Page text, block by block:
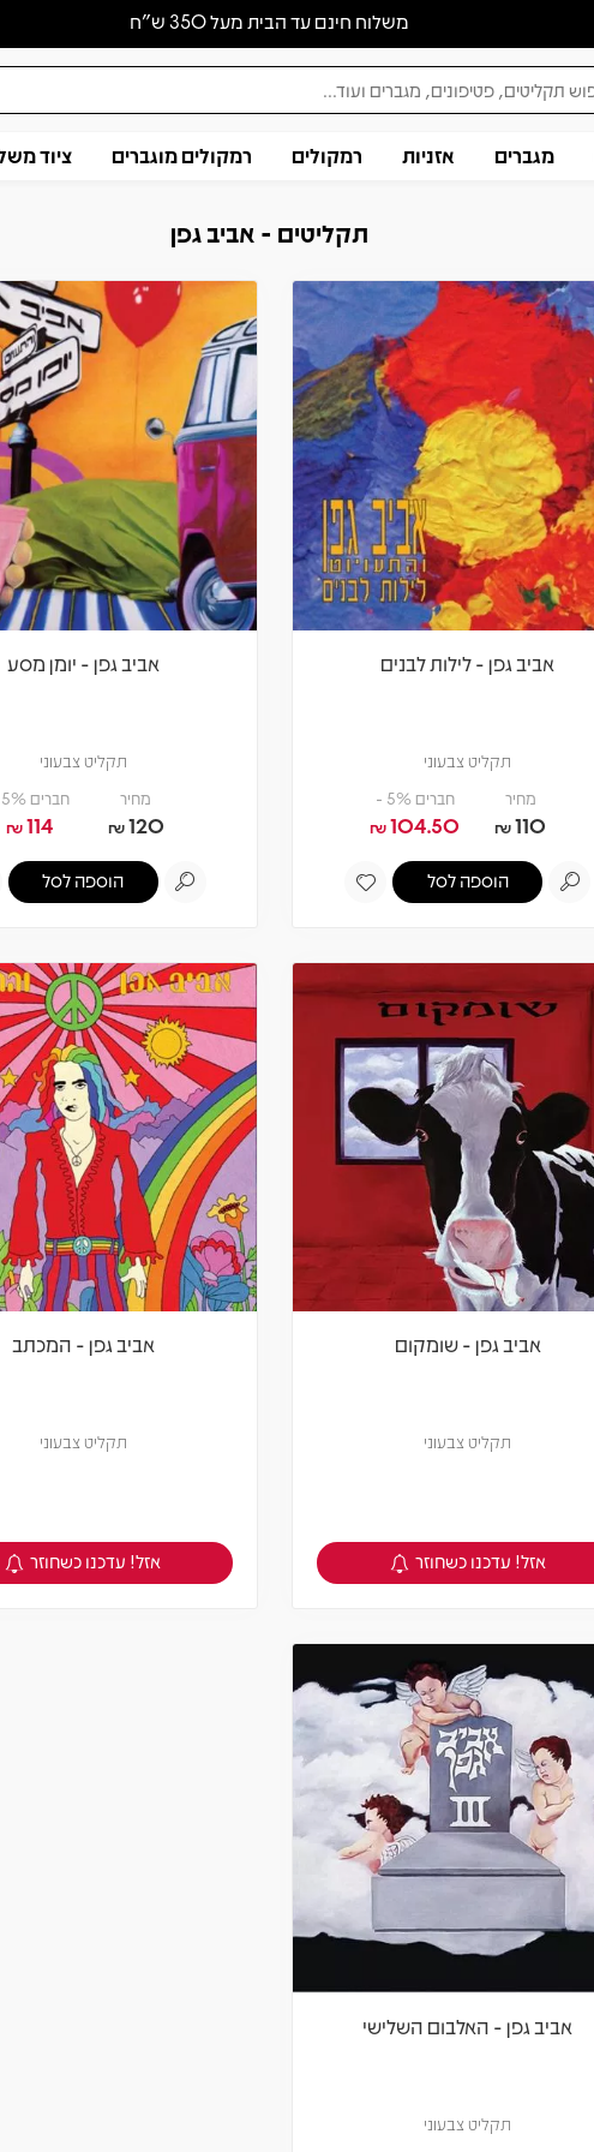
משלוח חינם עד הבית מעל 350 ש״ח
מגברים אזניות רמקולים רמקולים מוגברים ציוד
תקליטים - אביב גפן
אביב גפן - לילות לבנים
תקליט צבעוני
מחיר
110
₪
חברים 5% -
104.50
₪
הוספה לסל
אביב גפן - יומן מסע
תקליט צבעוני
מחיר
120
₪
חברים 5% -
114
₪
הוספה לסל
אביב גפן - שומקום
תקליט צבעוני
צפיה במוצר
אזל! עדכנו כשחוזר
אביב גפן - המכתב
תקליט צבעוני
צפיה במוצר
אזל! עדכנו כשחוזר
אביב גפן - האלבום השלישי
תקליט צבעוני